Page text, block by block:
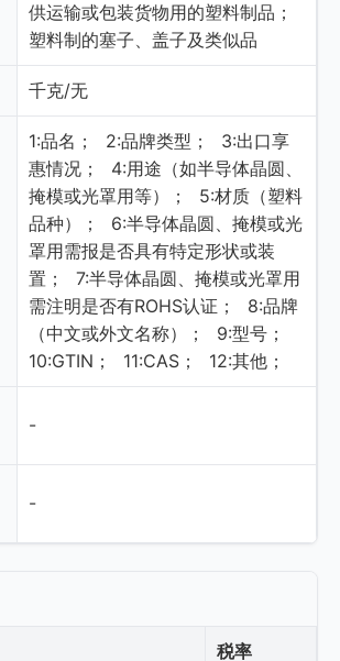
供运输或包装货物用的塑料制品；
塑料制的塞子、盖子及类似品
千克/无
1:品名； 2:品牌类型；
3:出口享
惠情况；
4:用途（如半导体晶圆、
掩模或光罩用等）；
5:材质（塑料
品种）；
6:半导体晶圆、掩模或光
罩用需报是否具有特定形状或装
置；
7:半导体晶圆、掩模或光罩用
需注明是否有ROHS认证；
8:品牌
（中文或外文名称）；
9:型号；
10:GTIN；
11:CAS； 12:其他；
-
-
税率